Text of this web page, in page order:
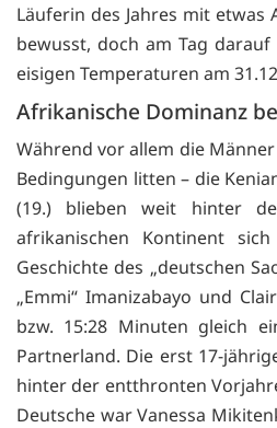
Läuferin des Jahres mit
bewusst, doch am Tag
eisigen Temperaturen am
Afrikanische Dominanz
Während vor allem die
Bedingungen litten – die
(19.) blieben weit hinter
afrikanischen Kontinent
Geschichte des „deutschen
„Emmi“ Imanizabayo und
bzw. 15:28 Minuten gleich
Partnerland. Die erst 17-
hinter der entthronten
Deutsche war Vanessa